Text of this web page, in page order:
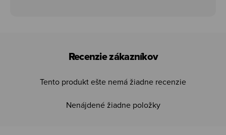
Recenzie zákazníkov
Tento produkt ešte nemá žiadne recenzie
Nenájdené žiadne položky